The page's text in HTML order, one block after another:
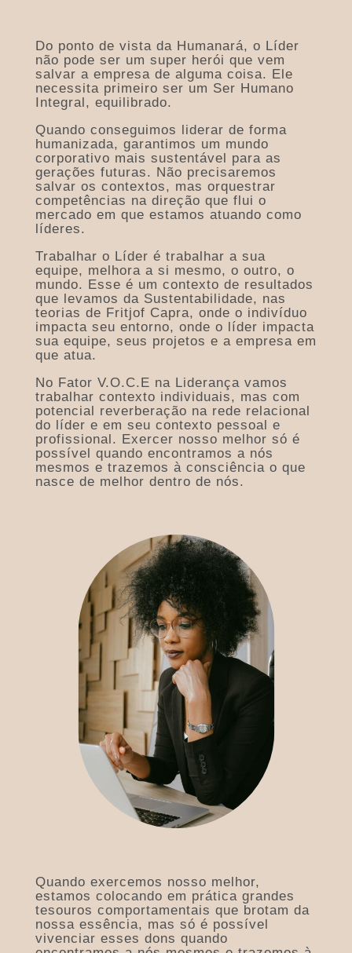
Do ponto de vista da Humanará, o Líder
não pode ser um super herói que vem
salvar a empresa de alguma coisa. Ele
necessita primeiro ser um Ser Humano
Integral, equilibrado.
Quando conseguimos liderar de forma
humanizada, garantimos um mundo
corporativo mais sustentável para as
gerações futuras. Não precisaremos
salvar os contextos, mas orquestrar
competências na direção que flui o
mercado em que estamos atuando como
líderes.
Trabalhar o Líder é trabalhar a sua
equipe, melhora a si mesmo, o outro, o
mundo. Esse é um contexto de resultados
que levamos da Sustentabilidade, nas
teorias de Fritjof Capra, onde o indivíduo
impacta seu entorno, onde o líder impacta
sua equipe, seus projetos e a empresa em
que atua.
No Fator V.O.C.E na Liderança vamos
trabalhar contexto individuais, mas com
potencial reverberação na rede relacional
do líder e em seu contexto pessoal e
profissional. Exercer nosso melhor só é
possível quando encontramos a nós
mesmos e trazemos à consciência o que
nasce de melhor dentro de nós.
Quando exercemos nosso melhor,
estamos colocando em prática grandes
tesouros comportamentais que brotam da
nossa essência, mas só é possível
vivenciar esses dons quando